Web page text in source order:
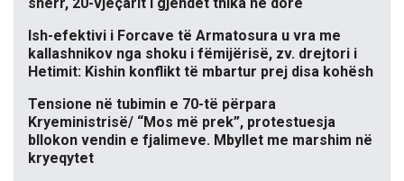
Ish-efektivi i Forcave të Armatosura u vra me
kallashnikov nga shoku i fëmijërisë, zv. drejtori i
Hetimit: Kishin konflikt të mbartur prej disa kohësh
Tensione në tubimin e 70-të përpara
Kryeministrisë/ “Mos më prek”, protestuesja
bllokon vendin e fjalimeve. Mbyllet me marshim në
kryeqytet